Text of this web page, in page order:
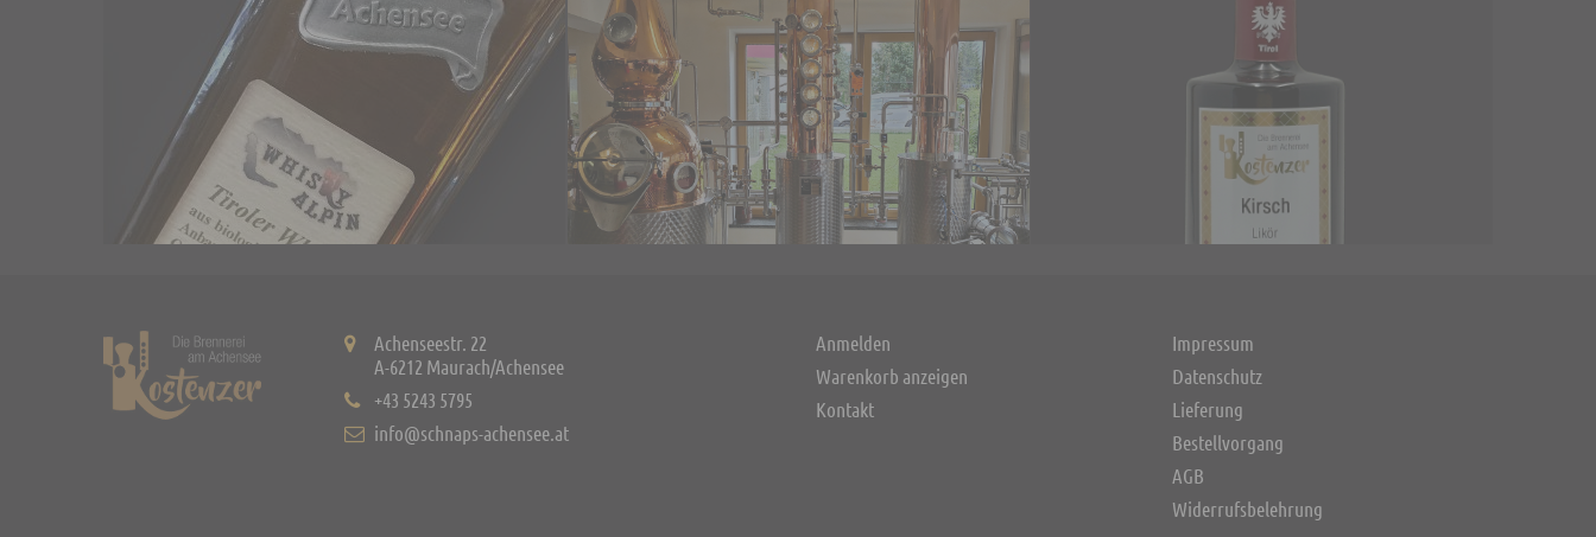
Achenseestr. 22
A-6212 Maurach/Achensee
+43 5243 5795
info@schnaps-achensee.at
Anmelden
Warenkorb anzeigen
Kontakt
Impressum
Datenschutz
Lieferung
Bestellvorgang
AGB
Widerrufsbelehrung